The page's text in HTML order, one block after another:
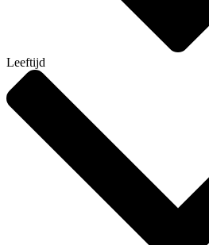
Leeftijd